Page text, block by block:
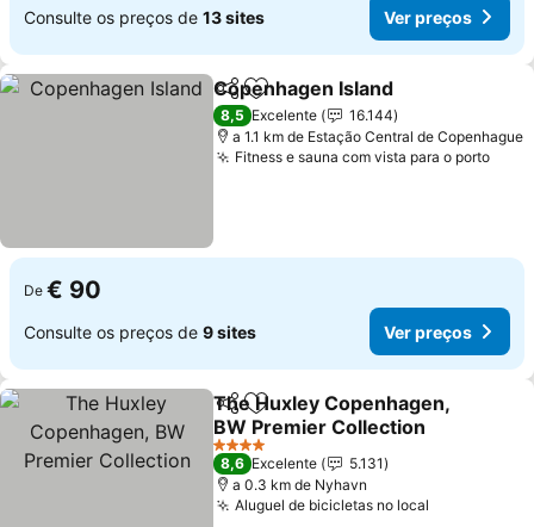
Consulte os preços de 13 sites Ver preços
PartilharAdicionar aos favoritos
Copenhagen Island
8,5 Excelente
16.144
a 1.1 km de Estação Central de Copenhague
Fitness e sauna com vista para o portoVer
De € 90
Consulte os preços de 9 sites Ver preços
PartilharAdicionar aos favoritos
The Huxley Copenhagen,
BW Premier Collection
Ver preços
4 Estrelas
8,6 Excelente
5.131
a 0.3 km de Nyhavn
Aluguel de bicicletas no local